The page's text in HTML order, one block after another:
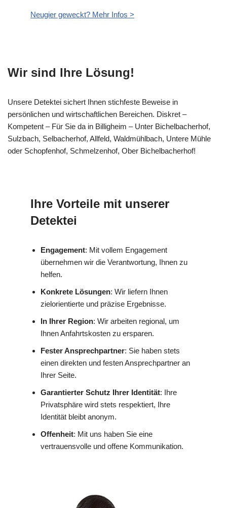
Neugier geweckt? Mehr Infos >
Wir sind Ihre Lösung!
Unsere Detektei sichert Ihnen stichfeste Beweise in
persönlichen und wirtschaftlichen Bereichen. Diskret –
Kompetent – Für Sie da in Billigheim – Unter Bichelbacherhof,
Sulzbach, Selbacherhof, Allfeld, Waldmühlbach, Untere Mühle
oder Schopfenhof, Schmelzenhof, Ober Bichelbacherhof!
Ihre Vorteile mit unserer
Detektei
Engagement: Mit vollem Engagement
übernehmen wir die Verantwortung, Ihnen zu
helfen.
Konkrete Lösungen: Wir liefern Ihnen
zielorientierte und präzise Ergebnisse.
In Ihrer Region: Wir arbeiten regional, um
Ihnen Anfahrtskosten zu ersparen.
Fester Ansprechpartner: Sie haben stets
einen direkten und festen Ansprechpartner an
Ihrer Seite.
Garantierter Schutz Ihrer Identität: Ihre
Privatsphäre wird stets respektiert, Ihre
Identität bleibt anonym.
Offenheit: Mit uns haben Sie eine
vertrauensvolle und offene Kommunikation.